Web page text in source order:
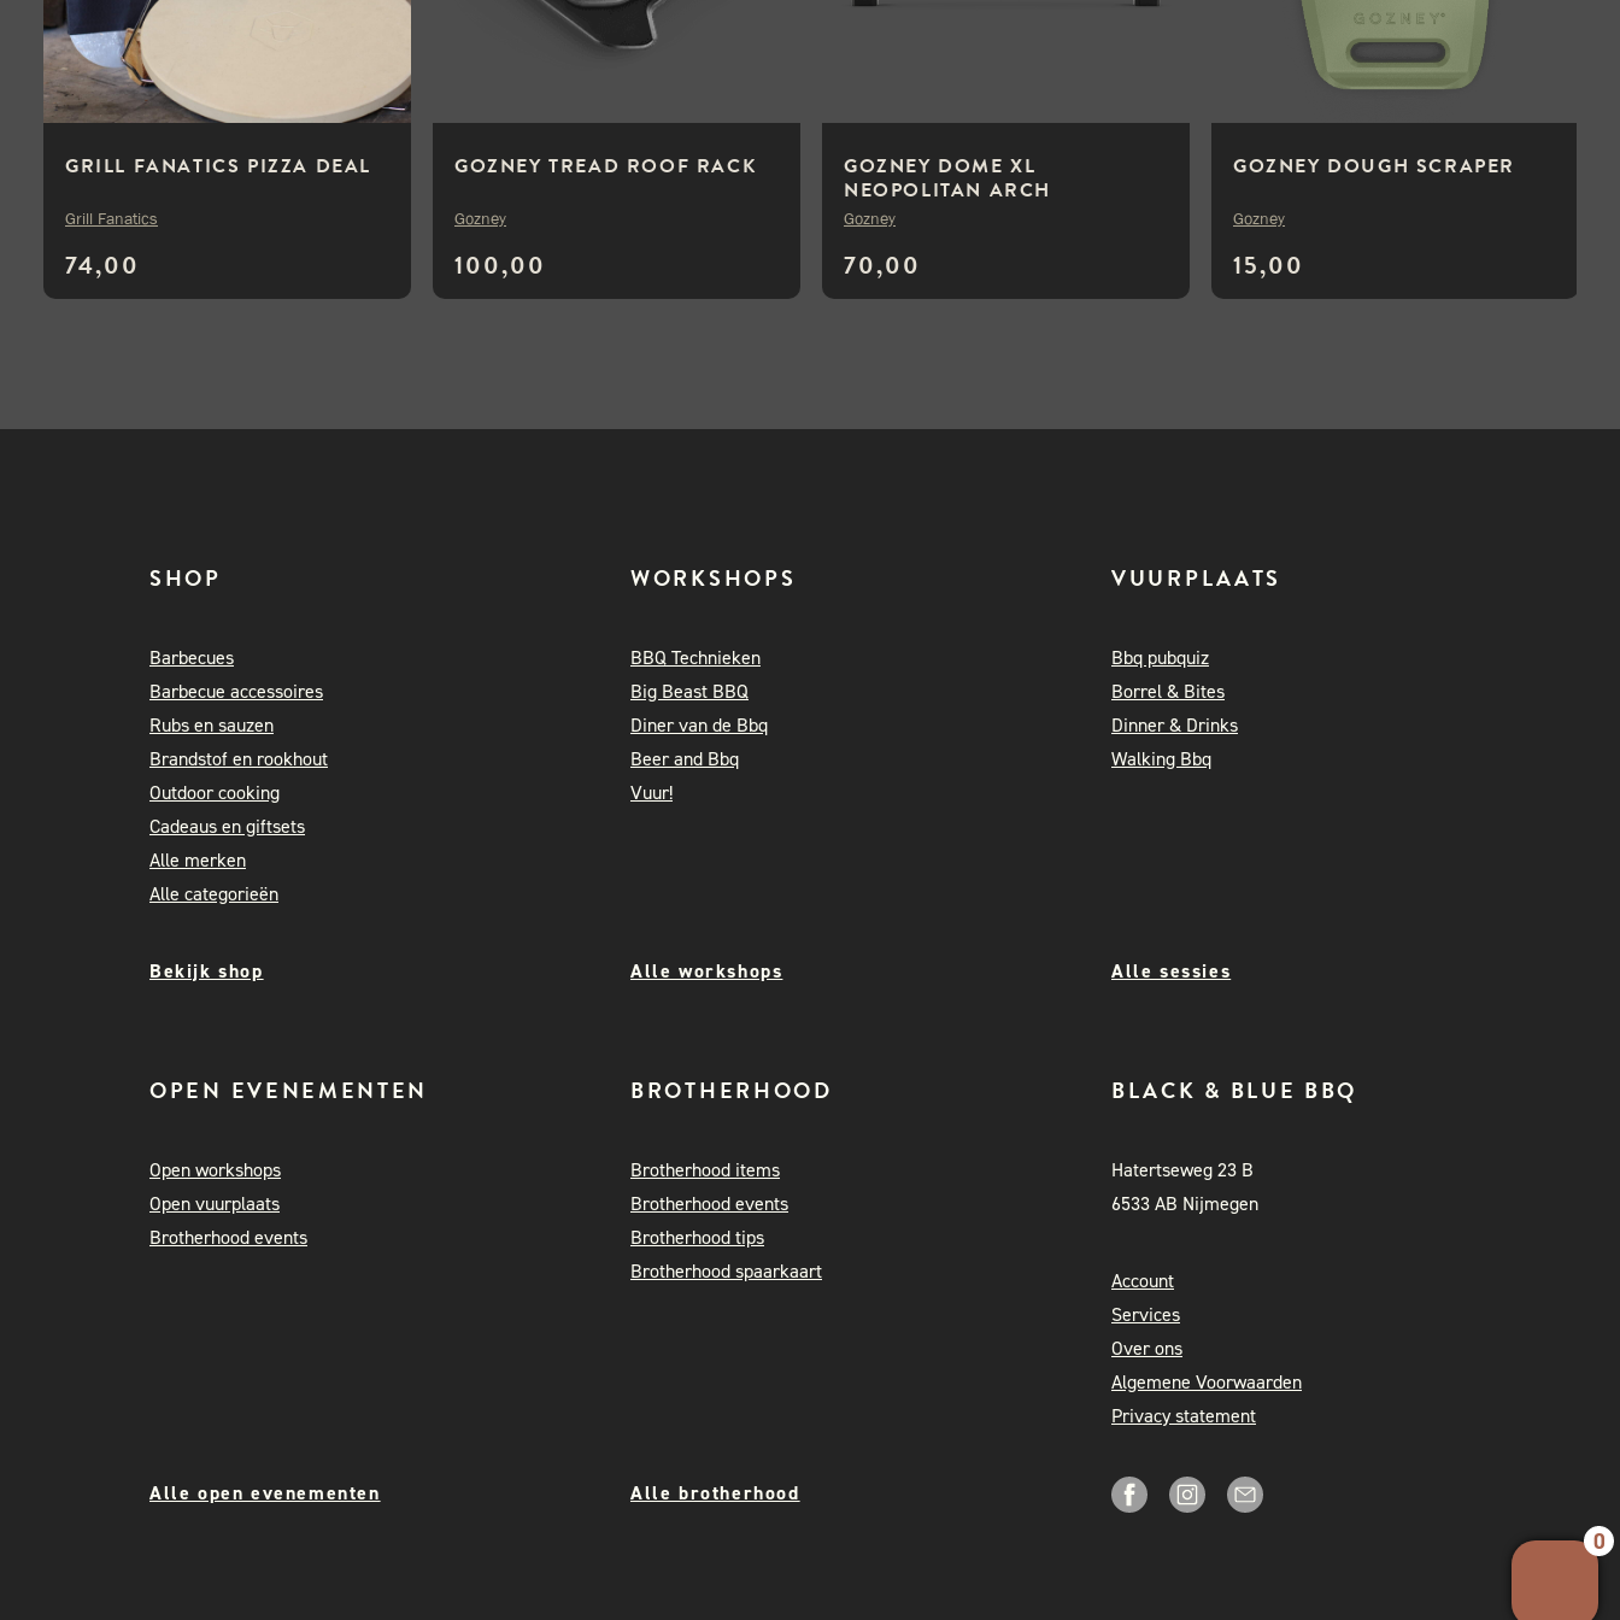
GRILL FANATICS PIZZA DEAL
74,00
Grill Fanatics
GOZNEY TREAD ROOF RACK
100,00
Gozney
GOZNEY DOME XL
NEOPOLITAN ARCH
70,00
Gozney
GOZNEY DOUGH SCRAPER
15,00
Gozney
SHOP
Barbecues
Barbecue accessoires
Rubs en sauzen
Brandstof en rookhout
Outdoor cooking
Cadeaus en giftsets
Alle merken
Alle categorieën
WORKSHOPS
BBQ Technieken
Big Beast BBQ
Diner van de Bbq
Beer and Bbq
Vuur!
VUURPLAATS
Bbq pubquiz
Borrel & Bites
Dinner & Drinks
Walking Bbq
Bekijk shop Alle workshops Alle sessies
OPEN EVENEMENTEN
Open workshops
Open vuurplaats
Brotherhood events
BROTHERHOOD
Brotherhood items
Brotherhood events
Brotherhood tips
Brotherhood spaarkaart
BLACK & BLUE BBQ
Hatertseweg 23 B
6533 AB Nijmegen
Account
Services
Over ons
Algemene Voorwaarden
Privacy statement
Alle open evenementen Alle brotherhood
0